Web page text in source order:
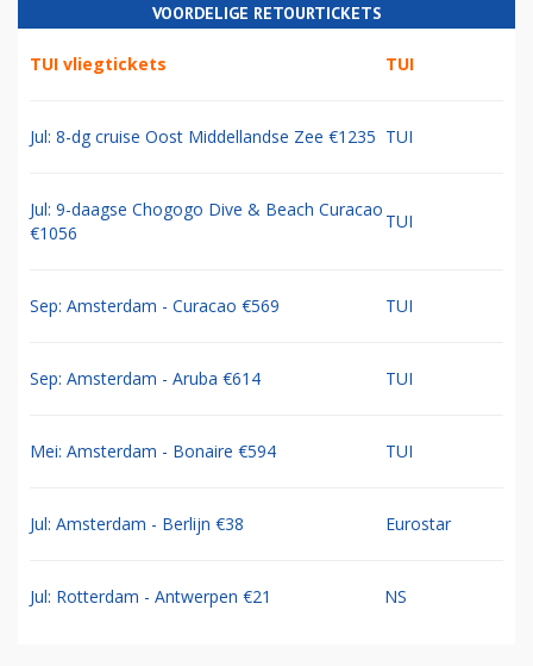
VOORDELIGE RETOURTICKETS
TUI vliegtickets TUI
Jul: 8-dg cruise Oost Middellandse Zee €1235 TUI
Jul: 9-daagse Chogogo Dive & Beach Curacao
€1056
TUI
Sep: Amsterdam - Curacao €569 TUI
Sep: Amsterdam - Aruba €614 TUI
Mei: Amsterdam - Bonaire €594 TUI
Jul: Amsterdam - Berlijn €38 Eurostar
Jul: Rotterdam - Antwerpen €21 NS